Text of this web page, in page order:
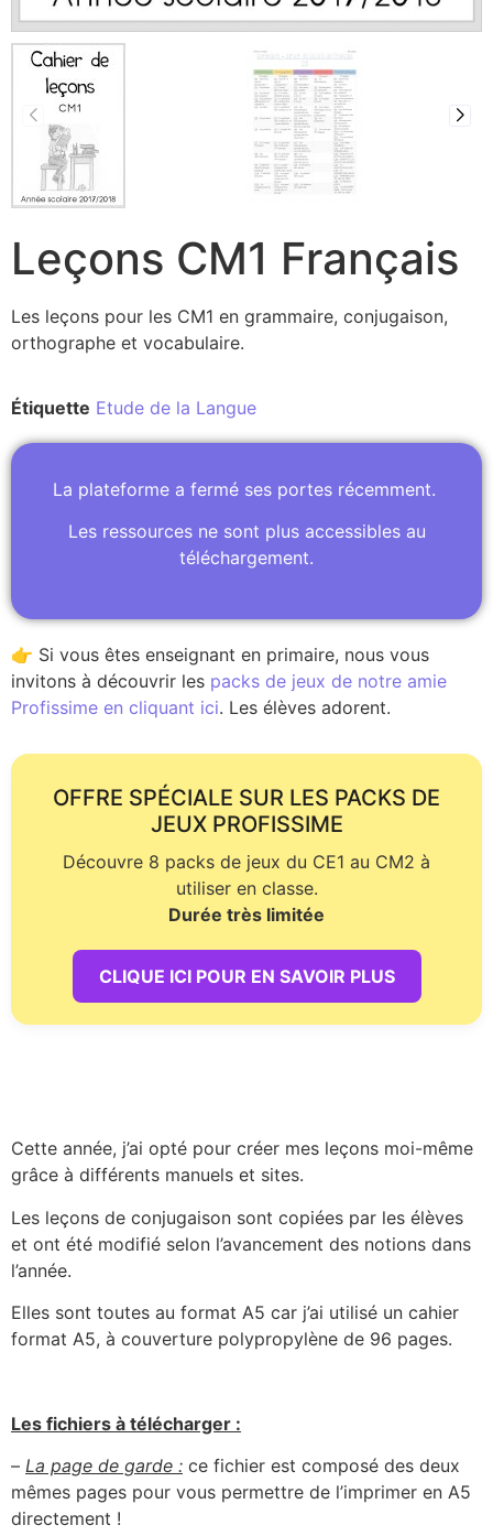
Leçons CM1 Français
Les leçons pour les CM1 en grammaire, conjugaison,
orthographe et vocabulaire.
Étiquette Etude de la Langue
La plateforme a fermé ses portes récemment.
Les ressources ne sont plus accessibles au
téléchargement.
👉 Si vous êtes enseignant en primaire, nous vous
invitons à découvrir les packs de jeux de notre amie
Profissime en cliquant ici. Les élèves adorent.
OFFRE SPÉCIALE SUR LES PACKS DE
JEUX PROFISSIME
Découvre 8 packs de jeux du CE1 au CM2 à
utiliser en classe.
Durée très limitée
CLIQUE ICI POUR EN SAVOIR PLUS
Cette année, j’ai opté pour créer mes leçons moi-même
grâce à différents manuels et sites.
Les leçons de conjugaison sont copiées par les élèves
et ont été modifié selon l’avancement des notions dans
l’année.
Elles sont toutes au format A5 car j’ai utilisé un cahier
format A5, à couverture polypropylène de 96 pages.
Les fichiers à télécharger :
– La page de garde : ce fichier est composé des deux
mêmes pages pour vous permettre de l’imprimer en A5
directement !